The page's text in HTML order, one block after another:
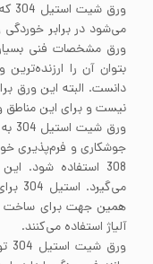
می‌شود در برابر
ورق مشخصات فنی
بتوان آن را
دانست. البته این ورق
نیست و برای این مناطق ورق استیل
جوشکاری و فرم‌پذیری
308 استفاده شود.
همین جهت برای ساخت
آلیاژ استفاده می‌کنند.